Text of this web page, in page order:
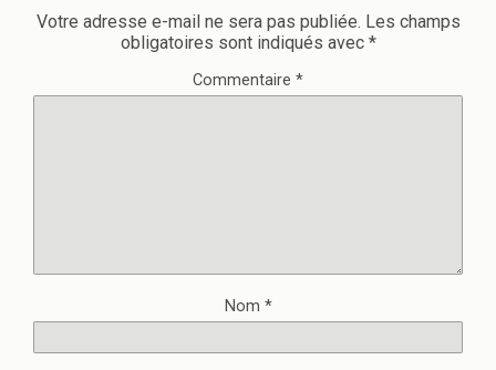
Votre adresse e-mail ne sera pas publiée. Les champs
obligatoires sont indiqués avec *
Commentaire *
Nom *